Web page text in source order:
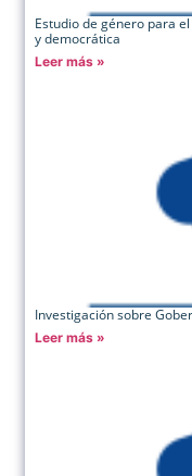
Estudio de género para
y democrática
Leer más »
Investigación sobre
Leer más »